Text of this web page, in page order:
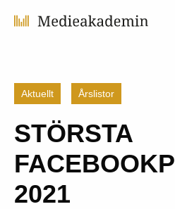
Aktuellt Årslistor
STÖRSTA
2021